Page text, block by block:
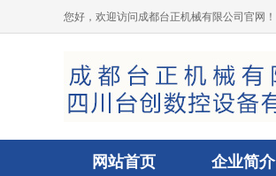
您好，欢迎访问成都台正机械有限公司官网！
网站首页 企业简介